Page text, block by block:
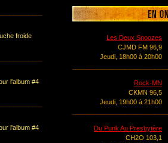
froide
l'album #4
l'album #4
Les Deux Snoozes
CJMD FM 96,9
Jeudi, 18h00 à 20h00
Rock-MN
CKMN 96,5
Jeudi, 19h00 à 21h00
Du Punk Au Presbytère
CH2O 103,1